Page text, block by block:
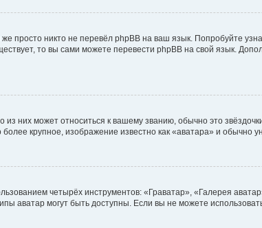
просто никто не перевёл phpBB на ваш язык. Попробуйте
то вы сами можете перевести phpBB на свой язык.
них может относиться к вашему званию, обычно это
крупное, изображение известно как «аватара» и обычно
четырёх инструментов: «Граватар», «Галерея
аватар могут быть доступны. Если вы не можете